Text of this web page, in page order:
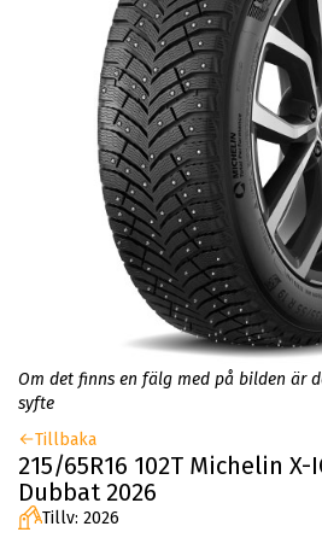
Om det finns en fälg med på bilden är
syfte
Tillbaka
215/65R16 102T Michelin X-
Dubbat 2026
Tillv: 2026